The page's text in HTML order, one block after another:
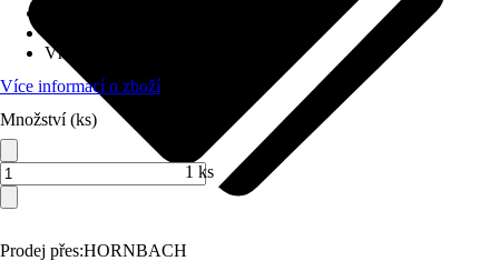
Prodej přes:HORNBACH
Vhodné pro
Více informací o zboží
Množství (ks)
1 ks